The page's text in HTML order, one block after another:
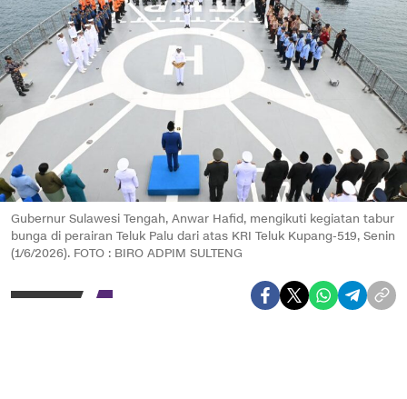
Gubernur Sulawesi Tengah, Anwar Hafid, mengikuti kegiatan tabur
bunga di perairan Teluk Palu dari atas KRI Teluk Kupang-519, Senin
(1/6/2026). FOTO : BIRO ADPIM SULTENG